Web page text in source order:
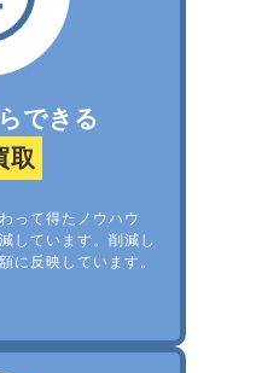
できる
取
って得たノウハウ
しています。削減し
に反映しています。